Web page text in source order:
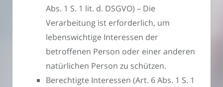
Abs. 1 S. 1 lit. d. DSGVO) – Die
Verarbeitung ist erforderlich, um
lebenswichtige Interessen der
betroffenen Person oder einer anderen
natürlichen Person zu schützen.
Berechtigte Interessen (Art. 6 Abs. 1 S. 1